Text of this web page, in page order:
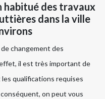
habitué des travaux
dans la ville
changement des
il est très important de
qualifications requises
on peut vous